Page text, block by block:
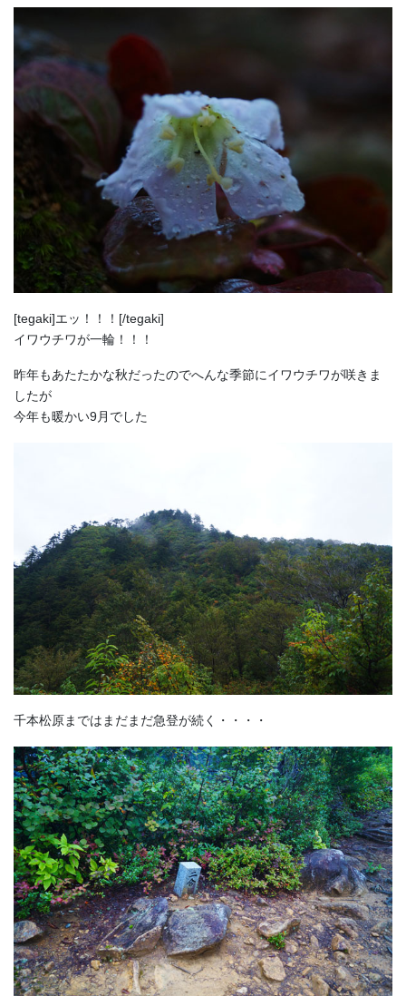
[tegaki]エッ！！！[/tegaki]
イワウチワが一輪！！！
昨年もあたたかな秋だったのでへんな季節にイワウチワが咲きま
したが
今年も暖かい9月でした
千本松原まではまだまだ急登が続く・・・・